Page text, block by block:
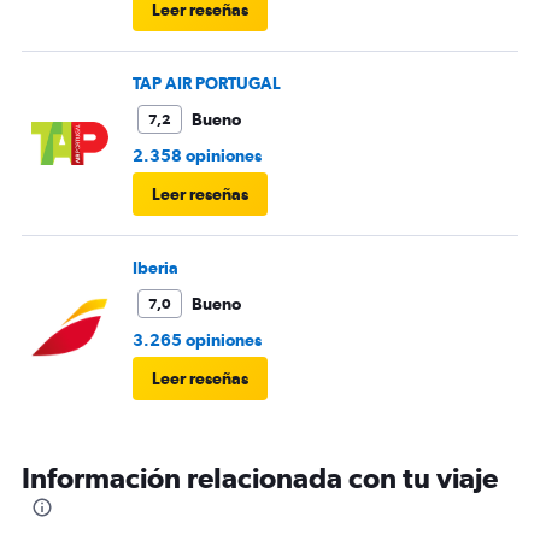
Leer reseñas
TAP AIR PORTUGAL
7,2
Bueno
2.358 opiniones
Leer reseñas
Iberia
7,0
Bueno
3.265 opiniones
Leer reseñas
Información relacionada con tu viaje